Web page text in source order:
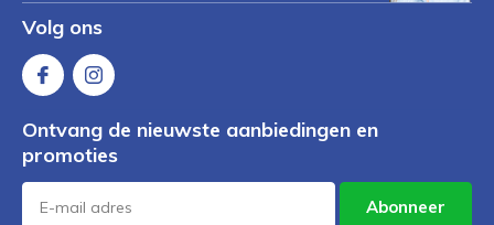
Volg ons
Ontvang de nieuwste aanbiedingen en
promoties
Abonneer